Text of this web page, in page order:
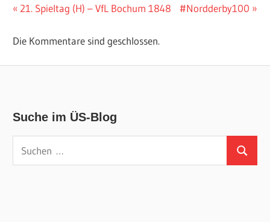
Beitragsnavigation
Vorheriger
21. Spieltag (H) – VfL Bochum 1848
Nächster
#Nordderby100
Die Kommentare sind geschlossen.
Suche im ÜS-Blog
Suchen
nach:
Suchen